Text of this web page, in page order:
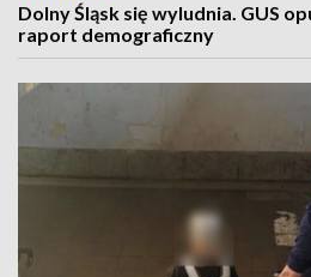
Dolny Śląsk się wyludnia. GUS
raport demograficzny